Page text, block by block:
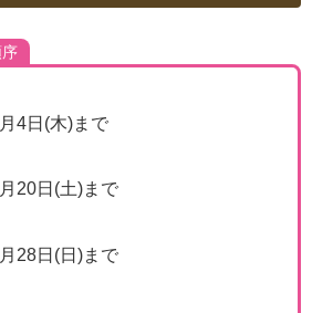
4日(木)まで
20日(土)まで
28日(日)まで